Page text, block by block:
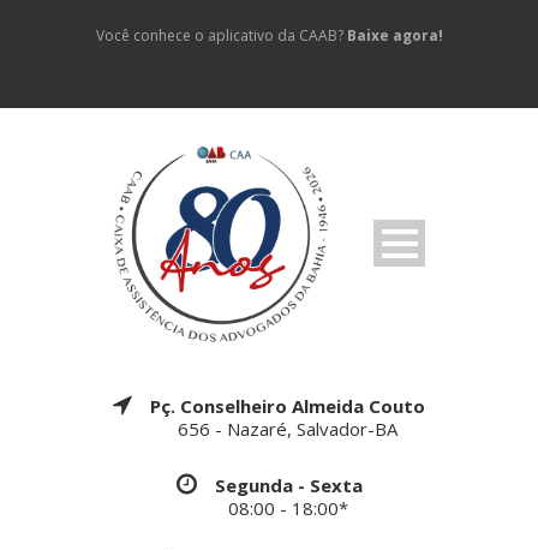
Você conhece o aplicativo da CAAB? Baixe agora!
Pç. Conselheiro Almeida Couto
656 - Nazaré, Salvador-BA
Segunda - Sexta
08:00 - 18:00*